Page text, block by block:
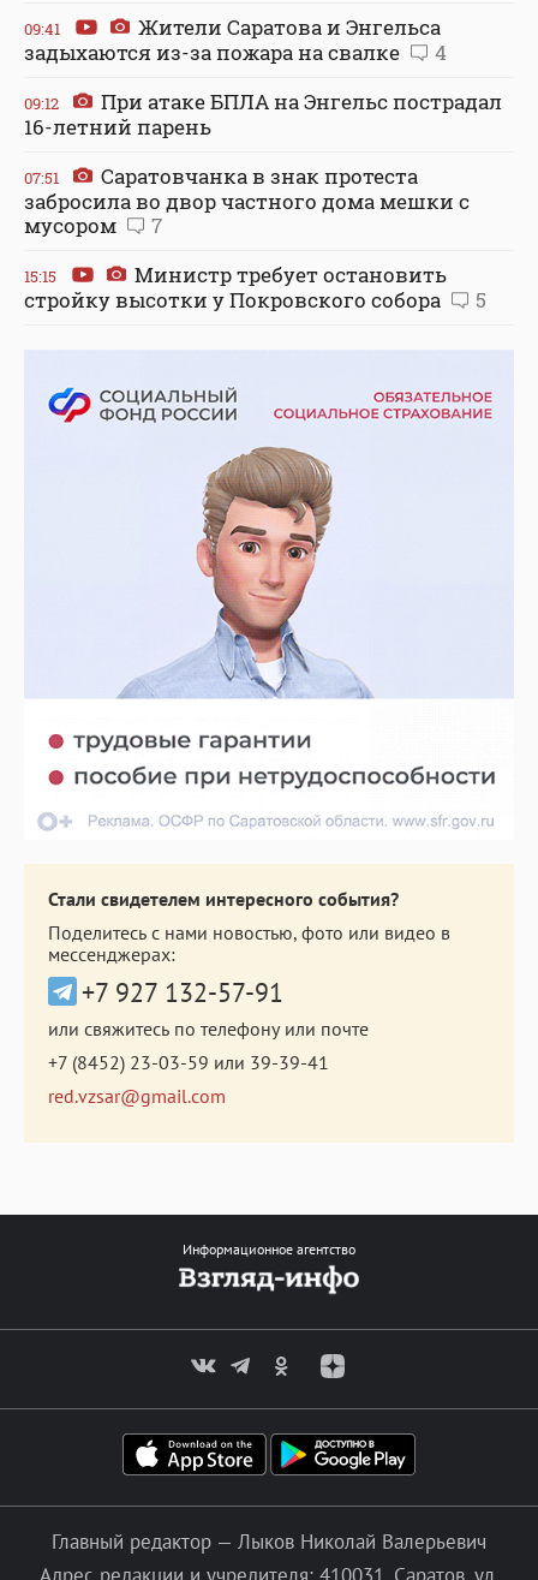
09:41
Жители Саратова и Энгельса
задыхаются из-за пожара на свалке
4
09:12
При атаке БПЛА на Энгельс пострадал
16-летний парень
07:51
Саратовчанка в знак протеста
забросила во двор частного дома мешки с
мусором
7
15:15
Министр требует остановить
стройку высотки у Покровского собора
5
Стали свидетелем интересного события?
Поделитесь с нами новостью, фото или видео в
мессенджерах:
+7 927 132-57-91
или свяжитесь по телефону или почте
+7 (8452) 23-03-59 или 39-39-41
red.vzsar@gmail.com
Информационное агентство
Главный редактор — Лыков Николай Валерьевич